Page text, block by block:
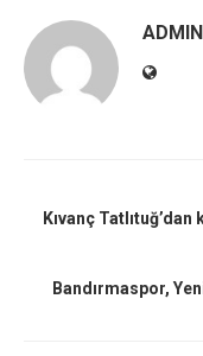
ADMIN
Kıvanç
Bandırmaspor,